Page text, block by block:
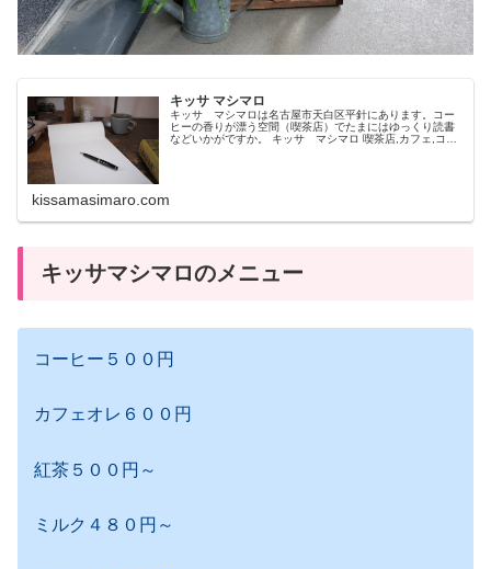
キッサ マシマロ
キッサ マシマロは名古屋市天白区平針にあります。コー
ヒーの香りが漂う空間（喫茶店）でたまにはゆっくり読書
などいかがですか。 キッサ マシマロ 喫茶店,カフェ,コー
kissamasimaro.com
キッサマシマロのメニュー
コーヒー５００円
カフェオレ６００円
紅茶５００円～
ミルク４８０円～